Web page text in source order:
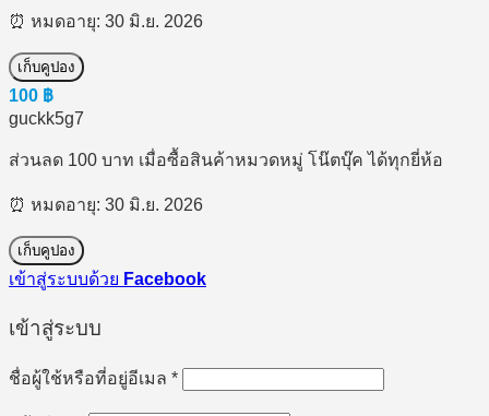
⏰ หมดอายุ: 30 มิ.ย. 2026
เก็บคูปอง
100 ฿
guckk5g7
ส่วนลด 100 บาท เมื่อซื้อสินค้าหมวดหมู่ โน๊ตบุ๊ค ได้ทุกยี่ห้อ
⏰ หมดอายุ: 30 มิ.ย. 2026
เก็บคูปอง
เข้าสู่ระบบด้วย Facebook
เข้าสู่ระบบ
ชื่อผู้ใช้หรือที่อยู่อีเมล *ต้องการ